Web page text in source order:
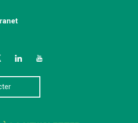
LinkedInYouTube